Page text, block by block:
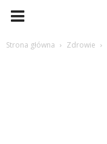
Strona główna Zdrowie